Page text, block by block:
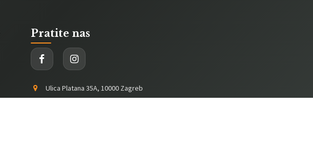
Pratite nas
Ulica Platana 35A, 10000 Zagreb